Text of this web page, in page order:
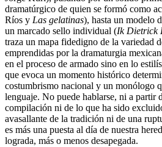
dramatúrgico de quien se formó como
Ríos y Las gelatinas), hasta un modelo
un marcado sello individual (Ik Dietrick
traza un mapa fidedigno de la variedad
emprendidas por la dramaturgia
en el proceso de armado sino en lo
que evoca un momento histórico
costumbrismo nacional y un monólogo
lenguaje. No puede hablarse, ni a partir
compilación ni de lo que ha sido
avasallante de la tradición ni de una
es más una puesta al día de nuestra
lograda, más o menos desapegada.